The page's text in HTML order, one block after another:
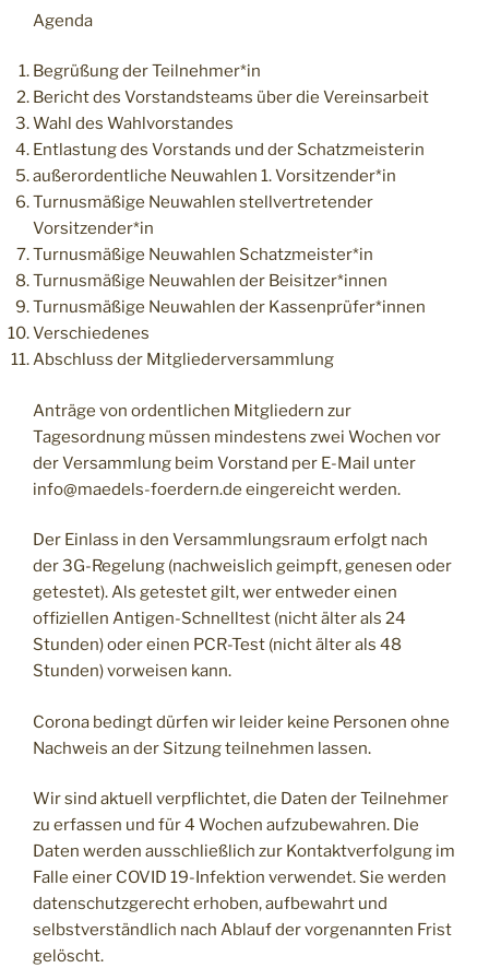
Agenda
Begrüßung der Teilnehmer*in
Bericht des Vorstandsteams über die Vereinsarbeit
Wahl des Wahlvorstandes
Entlastung des Vorstands und der Schatzmeisterin
außerordentliche Neuwahlen 1. Vorsitzender*in
Turnusmäßige Neuwahlen stellvertretender
Vorsitzender*in
Turnusmäßige Neuwahlen Schatzmeister*in
Turnusmäßige Neuwahlen der Beisitzer*innen
Turnusmäßige Neuwahlen der Kassenprüfer*innen
Verschiedenes
Abschluss der Mitgliederversammlung
Anträge von ordentlichen Mitgliedern zur
Tagesordnung müssen mindestens zwei Wochen vor
der Versammlung beim Vorstand per E-Mail unter
info@maedels-foerdern.de eingereicht werden.
Der Einlass in den Versammlungsraum erfolgt nach
der 3G-Regelung (nachweislich geimpft, genesen oder
getestet). Als getestet gilt, wer entweder einen
offiziellen Antigen-Schnelltest (nicht älter als 24
Stunden) oder einen PCR-Test (nicht älter als 48
Stunden) vorweisen kann.
Corona bedingt dürfen wir leider keine Personen ohne
Nachweis an der Sitzung teilnehmen lassen.
Wir sind aktuell verpflichtet, die Daten der Teilnehmer
zu erfassen und für 4 Wochen aufzubewahren. Die
Daten werden ausschließlich zur Kontaktverfolgung im
Falle einer COVID 19-Infektion verwendet. Sie werden
datenschutzgerecht erhoben, aufbewahrt und
selbstverständlich nach Ablauf der vorgenannten Frist
gelöscht.